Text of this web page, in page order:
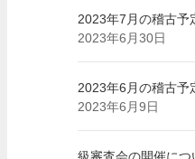
2023年7月の稽古予
2023年6月30日
2023年6月の稽古予
2023年6月9日